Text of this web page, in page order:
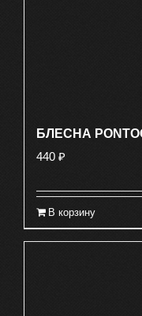
БЛЕСНА
440 ₽
В корзину